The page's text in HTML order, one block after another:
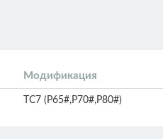
Модификация
TC7 (P65#,P70#,P80#)